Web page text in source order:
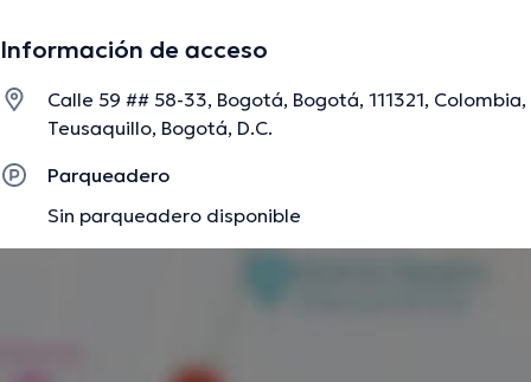
Información de acceso
Calle 59 ## 58-33, Bogotá, Bogotá, 111321, Colombia,
Teusaquillo, Bogotá, D.C.
Parqueadero
Sin parqueadero disponible